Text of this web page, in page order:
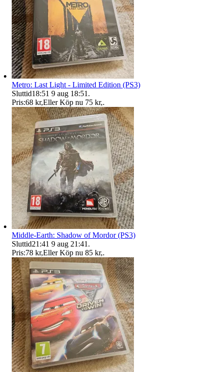
Metro: Last Light - Limited Edition (PS3)
Sluttid18:51 9 aug 18:51 .
Pris:68 kr,Eller Köp nu 75 kr,.
Middle-Earth: Shadow of Mordor (PS3)
Sluttid21:41 9 aug 21:41 .
Pris:78 kr,Eller Köp nu 85 kr,.